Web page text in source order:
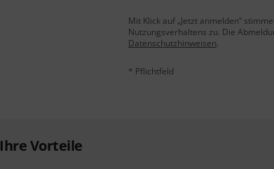
Mit Klick auf „Jetzt anmelden“
Nutzungsverhaltens zu. Die
Datenschutzhinweisen.
* Pflichtfeld
Ihre Vorteile